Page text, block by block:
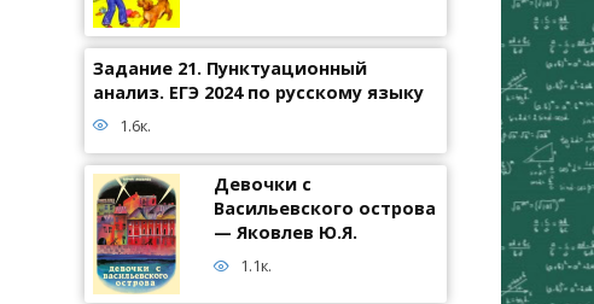
Задание 21. Пунктуационный
анализ. ЕГЭ 2024 по русскому языку
1.6к.
Девочки с
Васильевского острова
— Яковлев Ю.Я.
1.1к.